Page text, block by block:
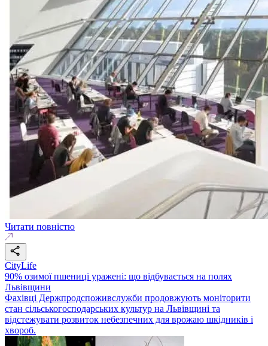
Читати повністю
CityLife
90% озимої пшениці уражені: що відбувається на полях
Львівщини
Фахівці Держпродспоживслужби продовжують моніторити
стан сільськогосподарських культур на Львівщині та
відстежувати розвиток небезпечних для врожаю шкідників і
хвороб.